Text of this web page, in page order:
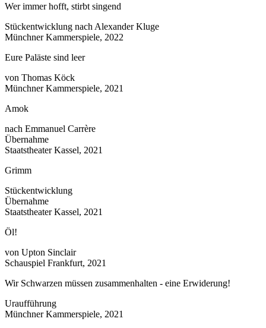
Wer immer hofft, stirbt singend
Stückentwicklung nach Alexander Kluge
Münchner Kammerspiele, 2022
Eure Paläste sind leer
von Thomas Köck
Münchner Kammerspiele, 2021
Amok
nach Emmanuel Carrère
Übernahme
Staatstheater Kassel, 2021
Grimm
Stückentwicklung
Übernahme
Staatstheater Kassel, 2021
Öl!
von Upton Sinclair
Schauspiel Frankfurt, 2021
Wir Schwarzen müssen zusammenhalten - eine Erwiderung!
Uraufführung
Münchner Kammerspiele, 2021